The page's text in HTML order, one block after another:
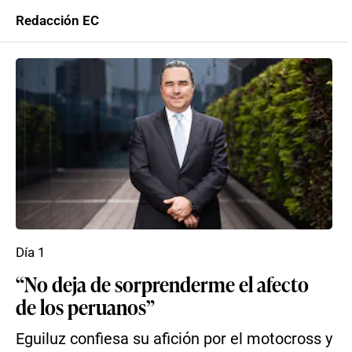
Redacción EC
“No deja de sorprenderme el afecto
de los peruanos”
Eguiluz confiesa su afición por el motocross y
Día 1